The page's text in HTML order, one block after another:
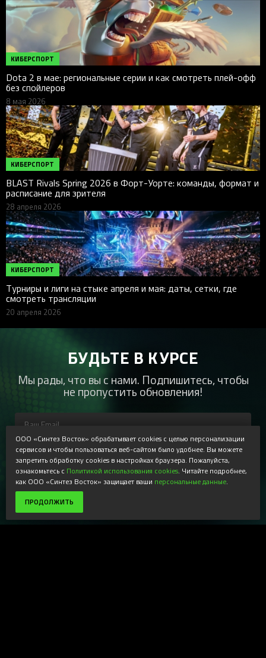
КИБЕРСПОРТ
Dota 2 в мае: региональные серии и как смотреть плей-офф
без спойлеров
8 мая 2026
КИБЕРСПОРТ
BLAST Rivals Spring 2026 в Форт-Уорте: команды, формат и
расписание для зрителя
28 апреля 2026
КИБЕРСПОРТ
Турниры и лиги на стыке апреля и мая: даты, сетки, где
смотреть трансляции
20 апреля 2026
БУДЬТЕ В КУРСЕ
Мы рады, что вы с нами. Подпишитесь, чтобы
не пропустить обновления!
ПОДПИСАТЬСЯ
Регистрируясь, Вы соглашаетесь получать наши
информационные рассылки и специальные предложения,
доступные только для подписчиков. Ознакомьтесь с нашей
Политикой конфиденциальности
ООО «Синтез Восток» обрабатывает cookies с целью персонализации
сервисов и чтобы пользоваться веб-сайтом было удобнее. Вы можете
запретить обработку cookies в настройках браузера. Пожалуйста,
ознакомьтесь с Политикой использования cookies . Читайте подробнее,
как ООО «Синтез Восток» защищает ваши персональные данные
ПРОДОЛЖИТЬ